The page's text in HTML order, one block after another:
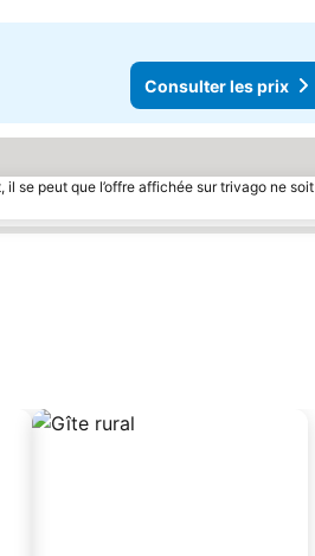
Consulter les prix
se peut que l’offre affichée sur trivago ne soit